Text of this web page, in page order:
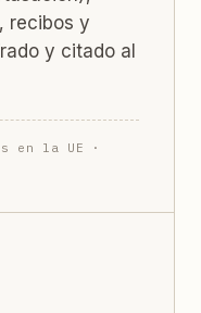
recibos y
y citado al
en la UE ·